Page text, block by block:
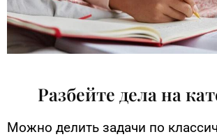
Разбейте дела на
Можно делить задачи по